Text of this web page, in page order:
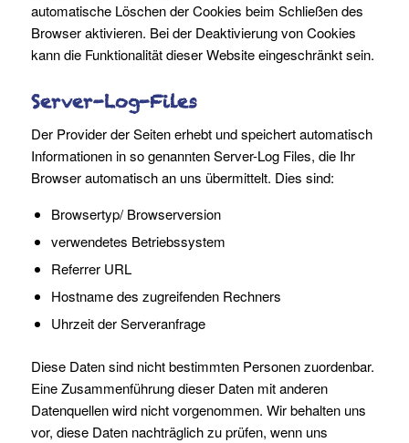
automatische Löschen der Cookies beim Schließen des
Browser aktivieren. Bei der Deaktivierung von Cookies
kann die Funktionalität dieser Website eingeschränkt sein.
Server-Log-Files
Der Provider der Seiten erhebt und speichert automatisch
Informationen in so genannten Server-Log Files, die Ihr
Browser automatisch an uns übermittelt. Dies sind:
Browsertyp/ Browserversion
verwendetes Betriebssystem
Referrer URL
Hostname des zugreifenden Rechners
Uhrzeit der Serveranfrage
Diese Daten sind nicht bestimmten Personen zuordenbar.
Eine Zusammenführung dieser Daten mit anderen
Datenquellen wird nicht vorgenommen. Wir behalten uns
vor, diese Daten nachträglich zu prüfen, wenn uns